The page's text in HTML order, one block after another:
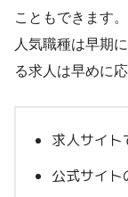
こともできます。
人気職種は早期
る求人は早めに
求人サイト
公式サイ